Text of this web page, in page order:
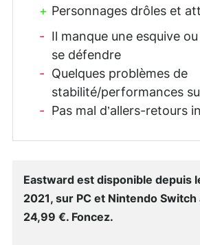
Personnages drôles et
Il manque une esquive
se défendre
Quelques problèmes de
stabilité/performances
Pas mal d’allers-retours
Eastward est disponible depuis
2021, sur PC et Nintendo Switch
24,99 €. Foncez.